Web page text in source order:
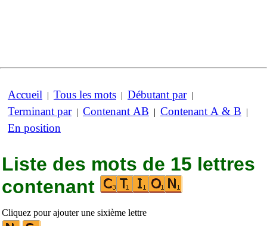
Accueil | Tous les mots | Débutant par|
Terminant par| Contenant AB | Contenant A & B |
En position
Liste des mots de 15 lettres
contenant
Cliquez pour ajouter une sixième lettre